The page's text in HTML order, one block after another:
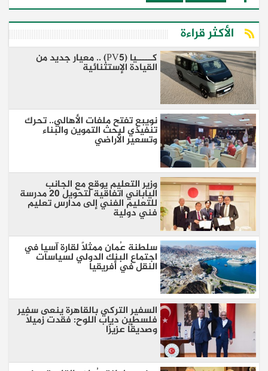
الأكثر قراءة
كـــــيا (PV5) .. معيار جديد من
القيادة الإستثنائية
نويبع تفتح ملفات الأهالي.. تحرك
تنفيذي لبحث التموين والبناء
وتسعير الأراضي
وزير التعليم يوقع مع الجانب
الياباني اتفاقية لتحويل 20 مدرسة
للتعليم الفني إلى مدارس تعليم
فني دولية
سلطنة عُمان ممثلًا لقارة آسيا في
اجتماع البنك الدولي لسياسات
النقل في أفريقيا
السفير التركي بالقاهرة ينعى سفير
فلسطين دياب اللوح: فقدت زميلًا
وصديقًا عزيزًا